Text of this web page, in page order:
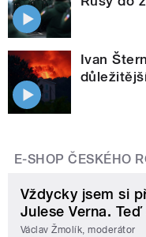
Ivan
E-SHOP ČESKÉHO
Vždycky jsem si
Julese Verna.
Václav Žmolík, moderátor